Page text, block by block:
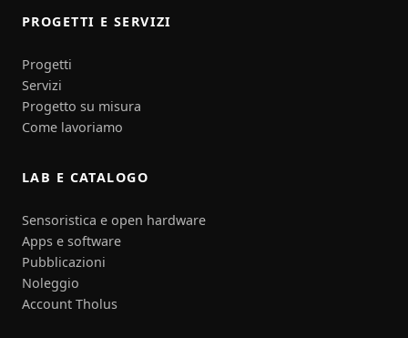
PROGETTI E SERVIZI
Progetti
Servizi
Progetto su misura
Come lavoriamo
LAB E CATALOGO
Sensoristica e open hardware
Apps e software
Pubblicazioni
Noleggio
Account Tholus